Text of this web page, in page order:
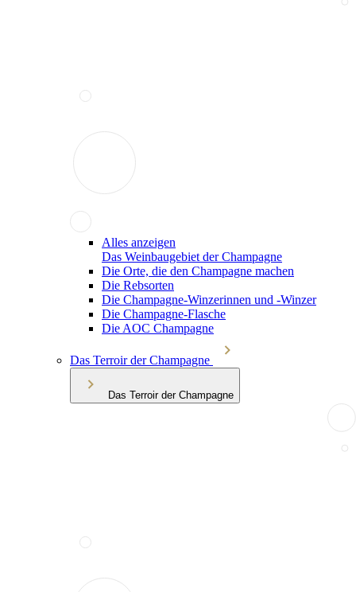
Alles anzeigen
Das Weinbaugebiet der Champagne
Die Orte, die den Champagne machen
Die Rebsorten
Die Champagne-Winzerinnen und -Winzer
Die Champagne-Flasche
Die AOC Champagne
Das Terroir der Champagne
Das Terroir der Champagne